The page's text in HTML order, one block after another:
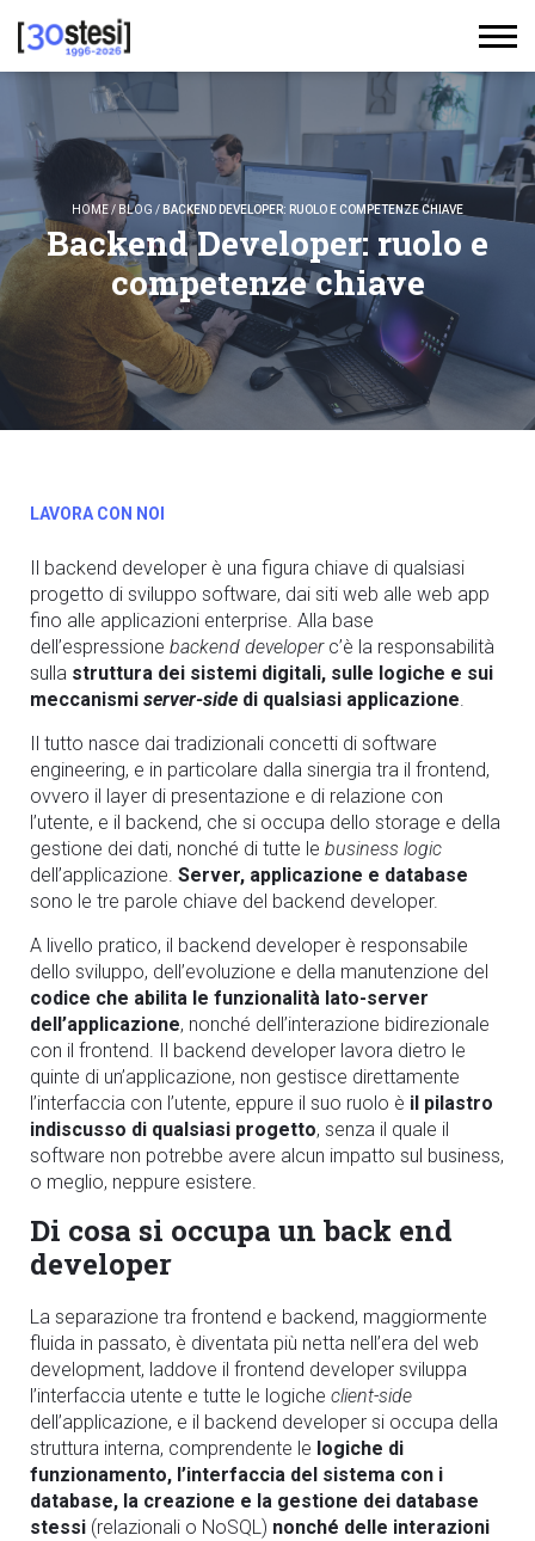
HOME/ BLOG / BACKEND DEVELOPER: RUOLO E COMPETENZE CHIAVE
Backend Developer: ruolo e
competenze chiave
LAVORA CON NOI
Il backend developer è una figura chiave di qualsiasi
progetto di sviluppo software, dai siti web alle web app
fino alle applicazioni enterprise. Alla base
dell’espressione backend developerc’è la responsabilità
sulla struttura dei sistemi digitali, sulle logiche e sui
meccanismi server-side di qualsiasi applicazione.
Il tutto nasce dai tradizionali concetti di software
engineering, e in particolare dalla sinergia tra il frontend,
ovvero il layer di presentazione e di relazione con
l’utente, e il backend, che si occupa dello storage e della
gestione dei dati, nonché di tutte le business logic
dell’applicazione. Server, applicazione e database
sono le tre parole chiave del backend developer.
A livello pratico, il backend developer è responsabile
dello sviluppo, dell’evoluzione e della manutenzione del
codice che abilita le funzionalità lato-server
dell’applicazione, nonché dell’interazione bidirezionale
con il frontend. Il backend developer lavora dietro le
quinte di un’applicazione, non gestisce direttamente
l’interfaccia con l’utente, eppure il suo ruolo è il pilastro
indiscusso di qualsiasi progetto, senza il quale il
software non potrebbe avere alcun impatto sul business,
o meglio, neppure esistere.
Di cosa si occupa un back end
developer
La separazione tra frontend e backend, maggiormente
fluida in passato, è diventata più netta nell’era del web
development, laddove il frontend developer sviluppa
l’interfaccia utente e tutte le logiche client-side
dell’applicazione, e il backend developer si occupa della
struttura interna, comprendente le logiche di
funzionamento, l’interfaccia del sistema con i
database, la creazione e la gestione dei database
stessi (relazionali o NoSQL) nonché delle interazioni